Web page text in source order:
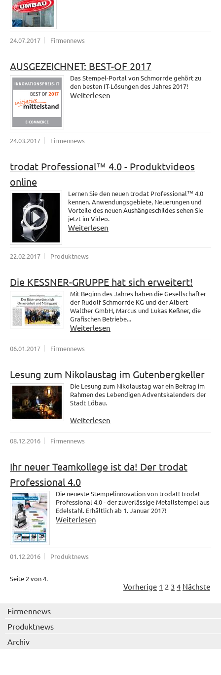
24.07.2017 Firmennews
AUSGEZEICHNET: BEST-OF 2017
Das Stempel-Portal von Schmorrde gehört zu
den besten IT-Lösungen des Jahres 2017!
Weiterlesen
24.03.2017 Firmennews
trodat Professional™ 4.0 - Produktvideos
online
Lernen Sie den neuen trodat Professional™ 4.0
kennen. Anwendungsgebiete, Neuerungen und
Vorteile des neuen Aushängeschildes sehen Sie
jetzt im Video.
Weiterlesen
22.02.2017 Produktnews
Die KESSNER-GRUPPE hat sich erweitert!
Mit Beginn des Jahres haben die Gesellschafter
der Rudolf Schmorrde KG und der Albert
Walther GmbH, Marcus und Lukas Keßner, die
Grafischen Betriebe...
Weiterlesen
06.01.2017 Firmennews
Lesung zum Nikolaustag im Gutenbergkeller
Die Lesung zum Nikolaustag war ein Beitrag im
Rahmen des Lebendigen Adventskalenders der
Stadt Löbau.
Weiterlesen
08.12.2016 Firmennews
Ihr neuer Teamkollege ist da! Der trodat
Professional 4.0
Die neueste Stempelinnovation von trodat! trodat
Professional 4.0 - der zuverlässige Metallstempel aus
Edelstahl. Erhältlich ab 1. Januar 2017!
Weiterlesen
01.12.2016 Produktnews
Seite 2 von 4.
Vorherige 1 2 3 4 Nächste
Firmennews
Produktnews
Archiv